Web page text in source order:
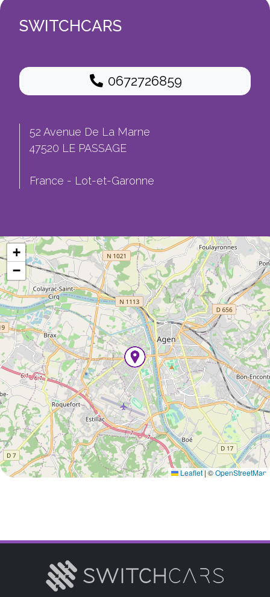
SWITCHCARS
0672726859
52 Avenue De La Marne
47520 LE PASSAGE
France - Lot-et-Garonne
+
−
Leaflet|©OpenStreetMap